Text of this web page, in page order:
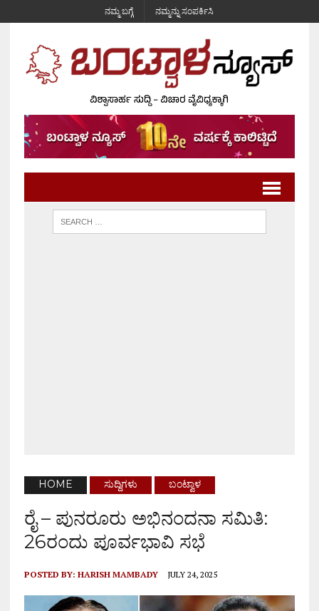
ನಮ್ಮ ಬಗ್ಗೆ ನಮ್ಮನ್ನು ಸಂಪರ್ಕಿಸಿ
HOME ಸುದ್ದಿಗಳು ಬಂಟ್ವಾಳ
ರೈ – ಪುನರೂರು ಅಭಿನಂದನಾ ಸಮಿತಿ:
26ರಂದು ಪೂರ್ವಭಾವಿ ಸಭೆ
POSTED BY: HARISH MAMBADY JULY 24, 2025